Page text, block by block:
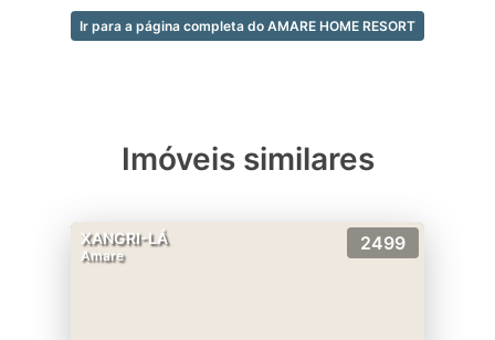
Ir para a página completa do AMARE HOME RESORT
Imóveis similares
XANGRI-LÁ
Amare
2499